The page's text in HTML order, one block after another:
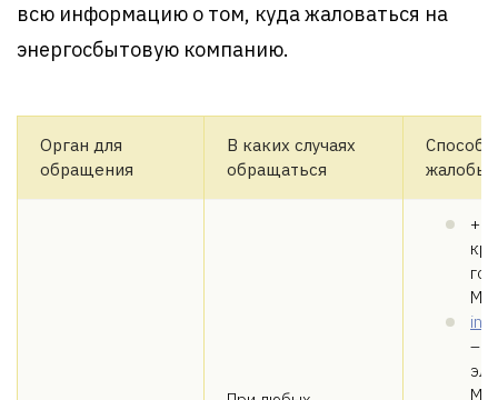
всю информацию о том, куда жаловаться на
энергосбытовую компанию.
Орган для
обращения
В каких случаях
обращаться
жалобы
+7
–